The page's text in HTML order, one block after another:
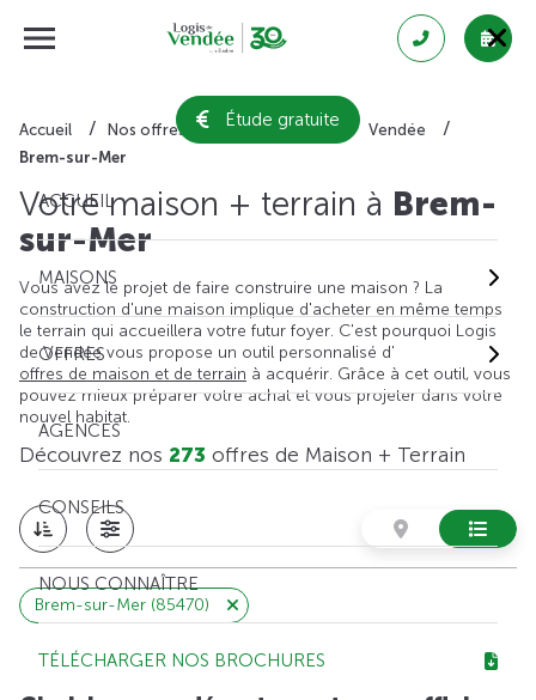
Étude gratuite
ACCUEIL
MAISONS
OFFRES
AGENCES
CONSEILS
NOUS CONNAÎTRE
TÉLÉCHARGER NOS BROCHURES
Accueil Nos offres de maison + terrain
Vendée
Brem-sur-Mer
Votre maison + terrain à Brem-
sur-Mer
Vous avez le projet de faire construire une maison ? La
construction d'une maison implique d'acheter en même temps
le terrain qui accueillera votre futur foyer. C'est pourquoi Logis
de Vendée vous propose un outil personnalisé d'
offres de maison et de terrain à acquérir. Grâce à cet outil, vous
pouvez mieux préparer votre achat et vous projeter dans votre
nouvel habitat.
Découvrez nos 273 offres de Maison + Terrain
Brem-sur-Mer (85470)